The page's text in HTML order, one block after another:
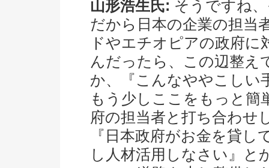
山形浩生氏: そうですね
だから日本の企業の担当
ドやエチオピアの政府
んだったら、この辺整え
か、『こんなややこしい
もう少しここをもっと簡
府の担当者と打ち合わせ
『日本政府がお金を貸
し人材活用しなさい』と